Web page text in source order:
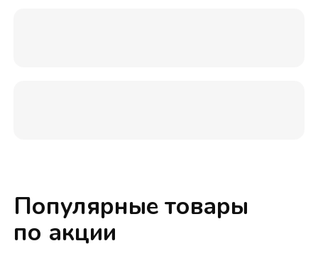
Популярные товары
по акции